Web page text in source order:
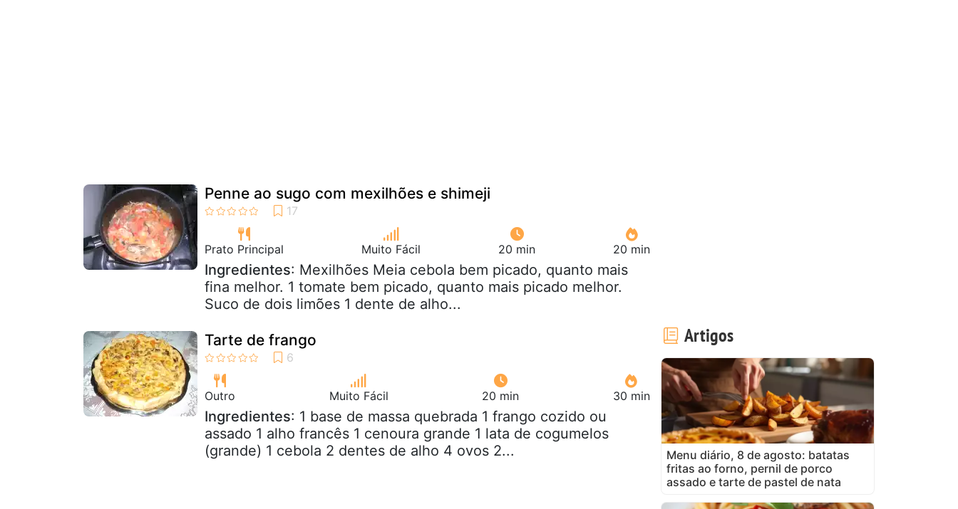
Penne ao sugo com mexilhões e shimeji
Prato Principal Muito Fácil 20 min 20 min
Ingredientes: Mexilhões Meia cebola bem picado, quanto mais
fina melhor. 1 tomate bem picado, quanto mais picado melhor.
Suco de dois limões 1 dente de alho...
Tarte de frango
Outro Muito Fácil 20 min 30 min
Ingredientes: 1 base de massa quebrada 1 frango cozido ou
assado 1 alho francês 1 cenoura grande 1 lata de cogumelos
(grande) 1 cebola 2 dentes de alho 4 ovos 2...
Artigos
Menu diário, 8 de agosto: batatas
fritas ao forno, pernil de porco
assado e tarte de pastel de nata